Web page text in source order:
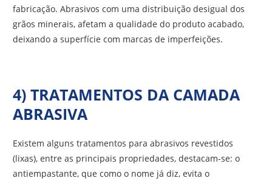
fabricação. Abrasivos com uma distribuição desigual dos
grãos minerais, afetam a qualidade do produto acabado,
deixando a superfície com marcas de imperfeições.
4) TRATAMENTOS DA CAMADA
ABRASIVA
Existem alguns tratamentos para abrasivos revestidos
(lixas), entre as principais propriedades, destacam-se: o
antiempastante, que como o nome já diz, evita o